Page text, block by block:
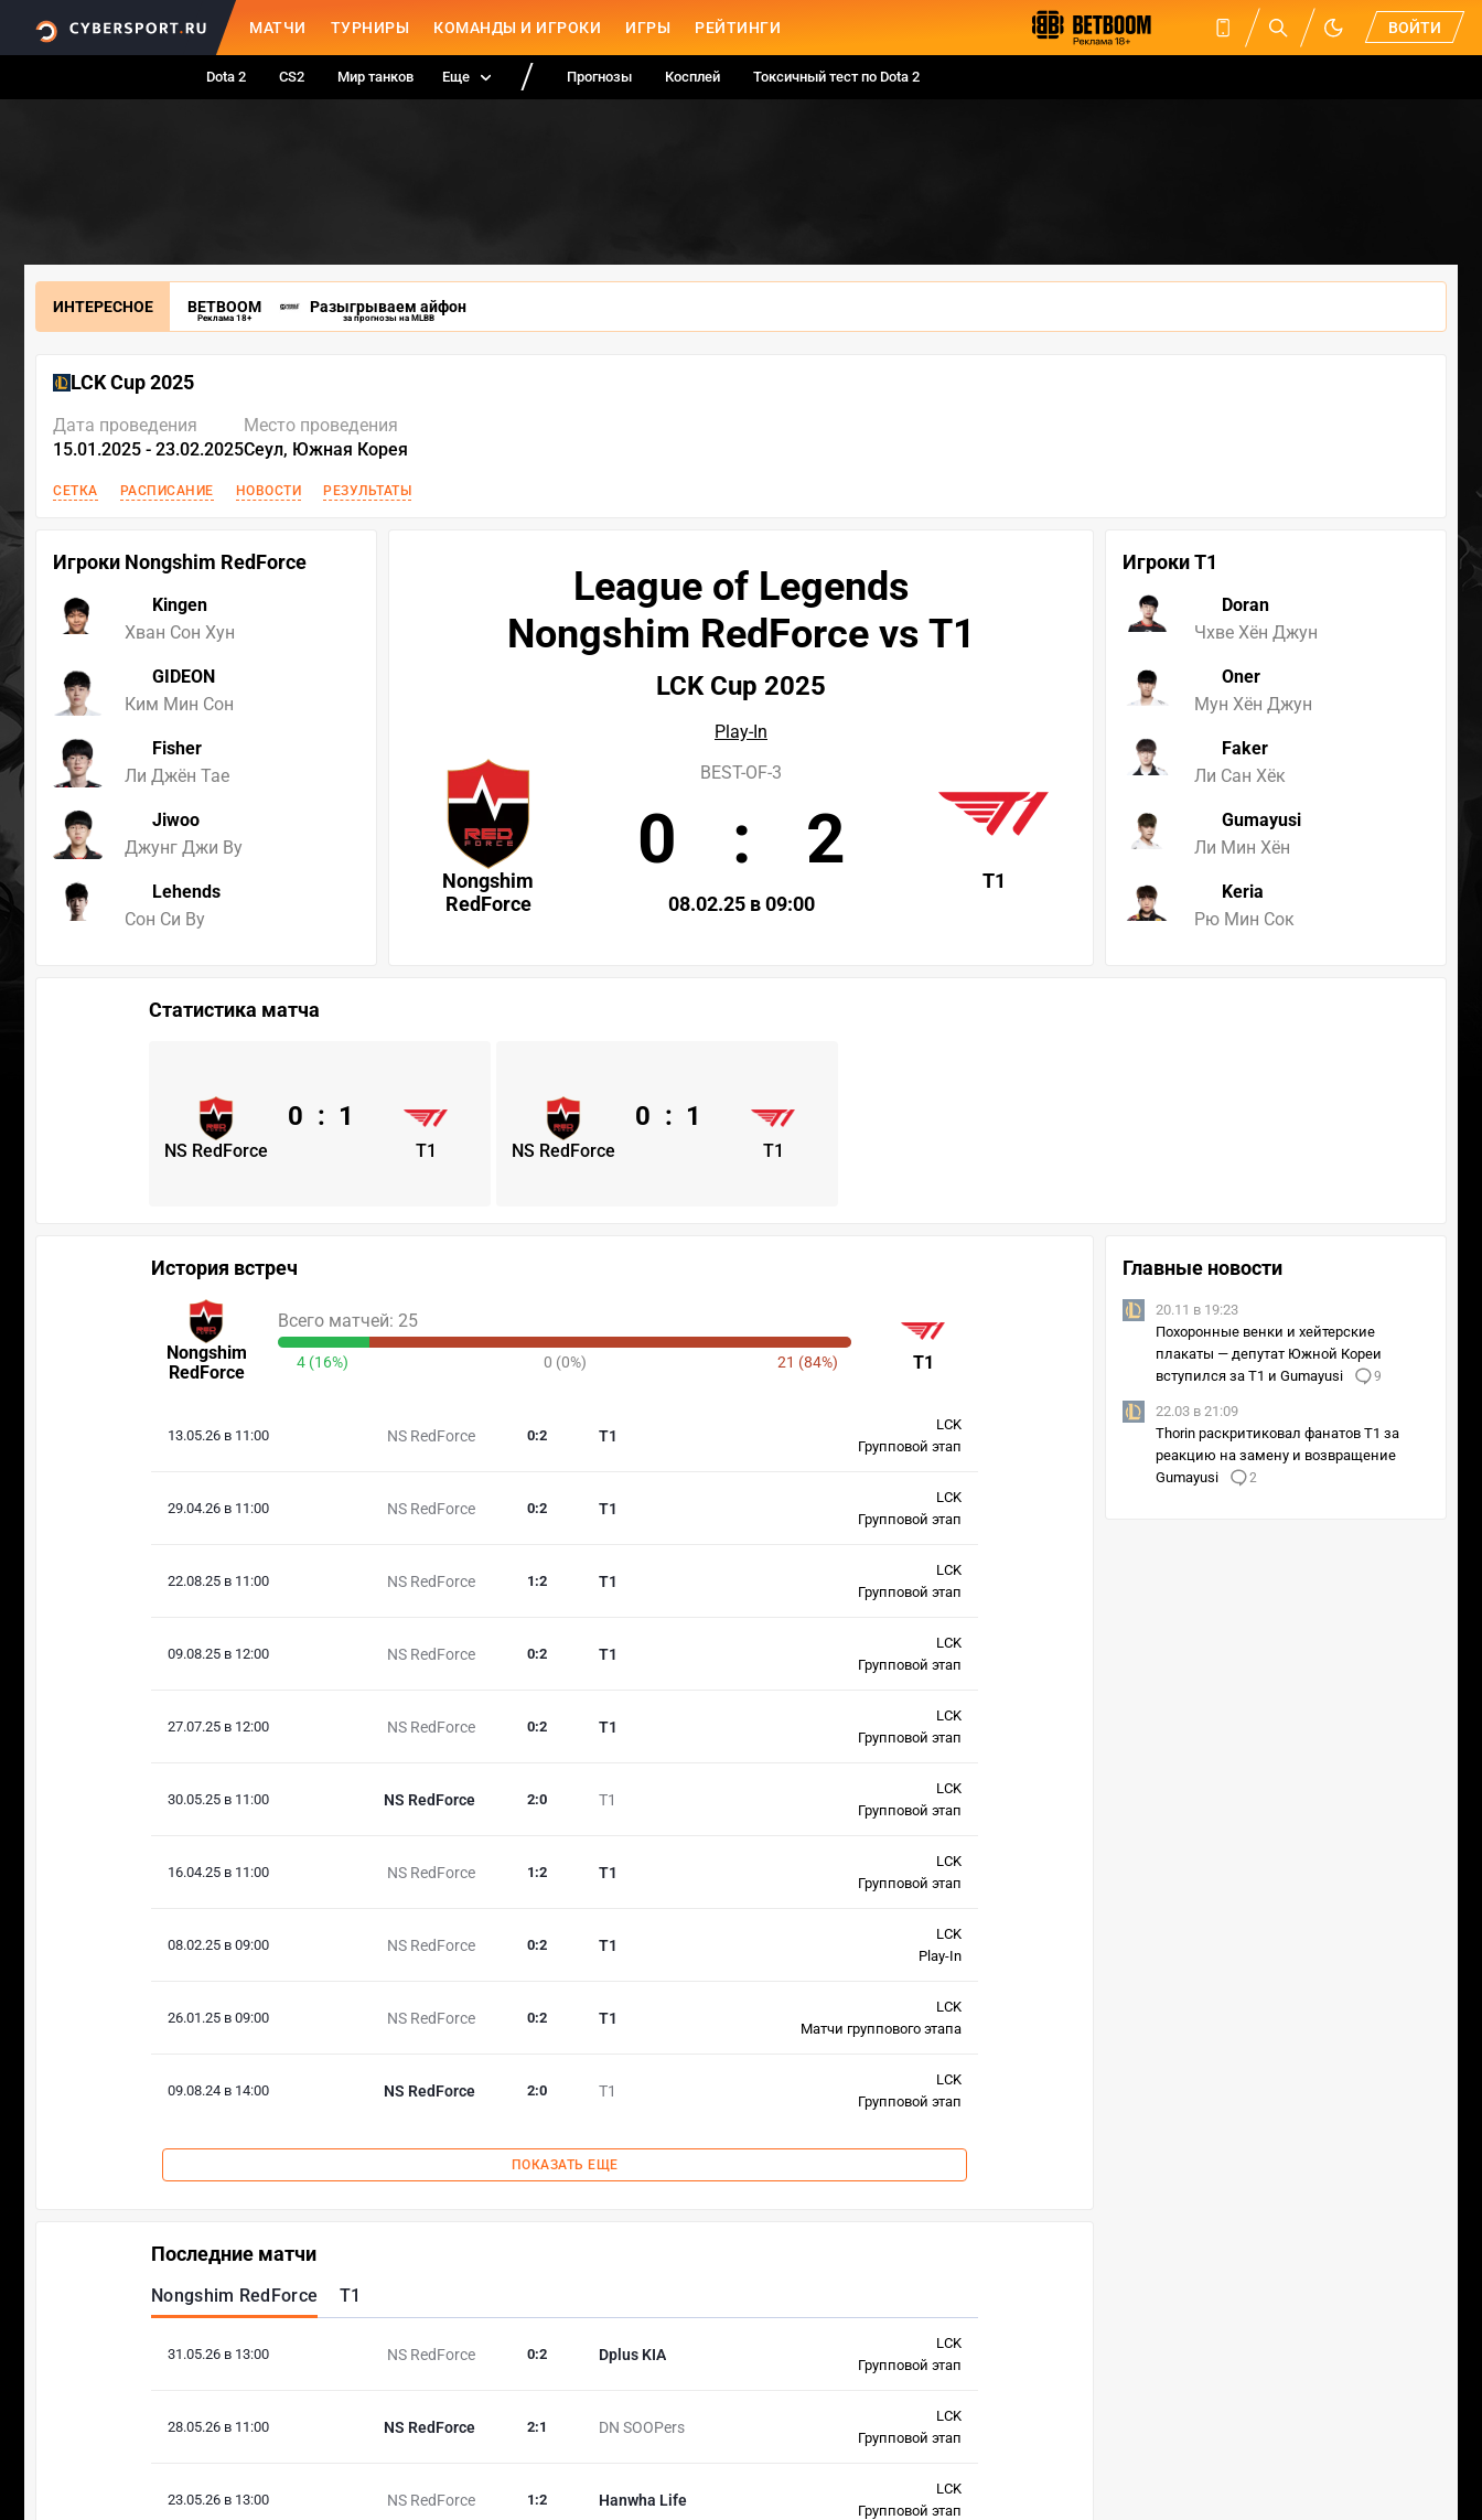
МАТЧИ ТУРНИРЫ КОМАНДЫ И ИГРОКИ ИГРЫ РЕЙТИНГИ ВОЙТИ
Dota 2 CS2 Мир танков Еще Прогнозы Косплей Токсичный тест по Dota 2
ИНТЕРЕСНОЕ BETBOOM
Реклама 18+
Разыгрываем айфон
за прогнозы на MLBB
LCK Cup 2025
Дата проведения
15.01.2025 - 23.02.2025
Место проведения
Сеул, Южная Корея
СЕТКА РАСПИСАНИЕ НОВОСТИ РЕЗУЛЬТАТЫ
Игроки Nongshim RedForce
Kingen
Хван Сон Хун
GIDEON
Ким Мин Сон
Fisher
Ли Джён Тае
Jiwoo
Джунг Джи Ву
Lehends
Сон Си Ву
Игроки T1
Doran
Чхве Хён Джун
Oner
Мун Хён Джун
Faker
Ли Сан Хёк
Gumayusi
Ли Мин Хён
Keria
Рю Мин Сок
League of Legends
Nongshim RedForce vs T1
LCK Cup 2025
Play-In
Nongshim
RedForce
T1
BEST-OF-3
0 : 2
08.02.25 в 09:00
Статистика матча
NS RedForce T1
0 : 1
NS RedForce T1
0 : 1
История встреч
Nongshim
RedForce
T1
Всего матчей: 25
4 (16%) 0 (0%) 21 (84%)
13.05.26 в 11:00 NS RedForce T1
0:2
LCK
Групповой этап
29.04.26 в 11:00 NS RedForce T1
0:2
LCK
Групповой этап
22.08.25 в 11:00 NS RedForce T1
1 :2
LCK
Групповой этап
09.08.25 в 12:00 NS RedForce T1
0:2
LCK
Групповой этап
27.07.25 в 12:00 NS RedForce T1
0:2
LCK
Групповой этап
30.05.25 в 11:00 NS RedForce T1
2:0
LCK
Групповой этап
16.04.25 в 11:00 NS RedForce T1
1 :2
LCK
Групповой этап
08.02.25 в 09:00 NS RedForce T1
0:2
LCK
Play-In
26.01.25 в 09:00 NS RedForce T1
0:2
LCK
Матчи группового этапа
09.08.24 в 14:00 NS RedForce T1
2:0
LCK
Групповой этап
ПОКАЗАТЬ ЕЩЕ
Последние матчи
Nongshim RedForce T1
31.05.26 в 13:00 NS RedForce Dplus KIA
0:2
LCK
Групповой этап
28.05.26 в 11:00 NS RedForce DN SOOPers
2:1
LCK
Групповой этап
23.05.26 в 13:00 NS RedForce Hanwha Life
1 :2
LCK
Групповой этап
Главные новости
20.11 в 19:23
Похоронные венки и хейтерские
плакаты — депутат Южной Кореи
вступился за T1 и Gumayusi
9
22.03 в 21:09
Thorin раскритиковал фанатов T1 за
реакцию на замену и возвращение
Gumayusi
2